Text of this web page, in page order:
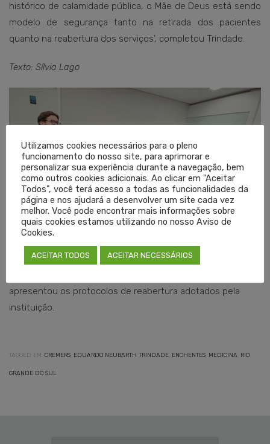
histórico de calamidade pública, o Mãe de Deus está sendo
modelo de segurança tanto na retirada dos pacientes
quanto na reabertura dos serviços’, completou Trindade.
Texto: Sílvia Lago
conselheiro Régis Angnes foram recebidos pelo diretor
apresentou os protocolos de reabertura adotados pela
instituição.
TAGGED EM: CREMERS EDUARDO NEUBARTH TRINDADE ENCHENTES MEDICINA RIO
GRANDE DO SUL
Utilizamos cookies necessários para o pleno
funcionamento do nosso site, para aprimorar e
personalizar sua experiência durante a navegação, bem
como outros cookies adicionais. Ao clicar em "Aceitar
Todos", você terá acesso a todas as funcionalidades da
página e nos ajudará a desenvolver um site cada vez
melhor. Você pode encontrar mais informações sobre
quais cookies estamos utilizando no nosso Aviso de
Cookies.
ACEITAR TODOS ACEITAR NECESSÁRIOS